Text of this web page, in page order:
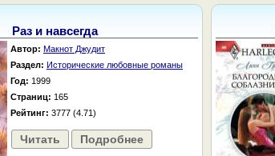
Раз и навсегда
Автор: Макнот Джудит
Раздел: Исторические любовные романы
Год: 1999
Страниц: 165
Рейтинг: 3777 (4.71)
Читать Подробнее